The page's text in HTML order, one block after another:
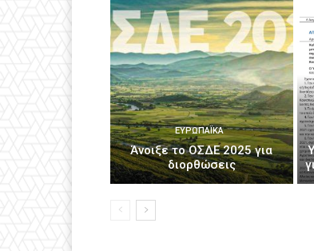
ΕΥΡΩΠΑΪΚΆ
Άνοιξε το ΟΣΔΕ 2025 για
διορθώσεις